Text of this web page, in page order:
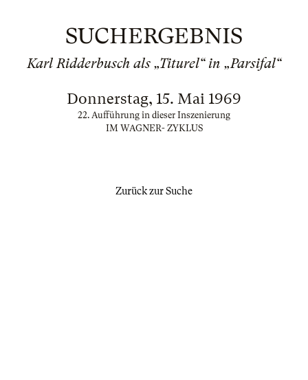
SUCHERGEBNIS
Karl Ridderbusch als „Titurel“ in „Parsifal“
Donnerstag, 15. Mai 1969
22. Aufführung in dieser Inszenierung
IM WAGNER- ZYKLUS
Zurück zur Suche